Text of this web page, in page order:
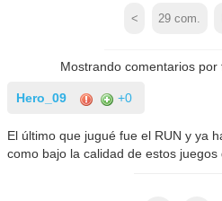
< 29 com.
Mostrando comentarios por
Hero_09 +0
El último que jugué fue el RUN y ya
como bajo la calidad de estos